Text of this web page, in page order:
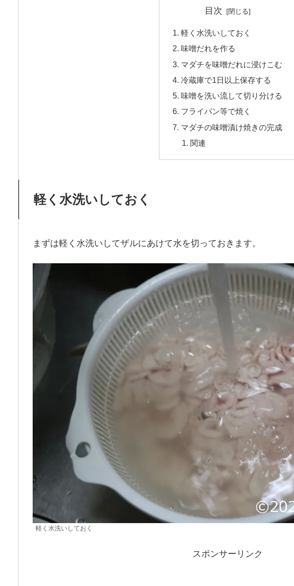
目次
軽く水洗いしておく
味噌だれを作る
マダチを味噌だれに浸けこむ
冷蔵庫で1日以上保存する
味噌を洗い流して切り分ける
フライパン等で焼く
マダチの味噌漬け焼きの完成
関連
軽く水洗いしておく
まずは軽く水洗いしてザルにあけて水を切っておきます。
軽く水洗いしておく
スポンサーリンク